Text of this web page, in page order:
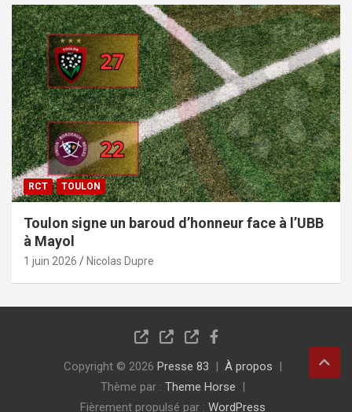
RCT TOULON
Toulon signe un baroud d’honneur face à l’UBB
à Mayol
1 juin 2026 Nicolas Dupre
Copyright © 2026 Presse 83
À propos
Thème par : Theme Horse
Fièrement propulsé par : WordPress